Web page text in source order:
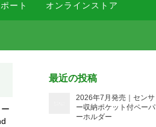
ート オンラインストア
最近の投稿
2026年7月発売｜センサ
ー収納ポケット付ペーパ
ーホルダー